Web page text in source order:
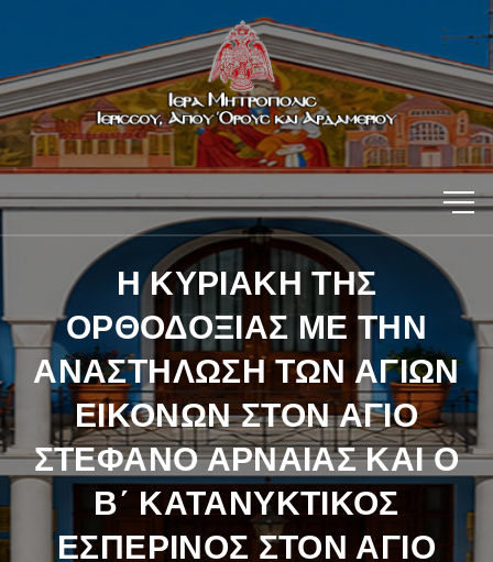
Η ΚΥΡΙΑΚΗ ΤΗΣ
ΟΡΘΟΔΟΞΙΑΣ ΜΕ ΤΗΝ
ΑΝΑΣΤΗΛΩΣΗ ΤΩΝ ΑΓΙΩΝ
ΕΙΚΟΝΩΝ ΣΤΟΝ ΑΓΙΟ
ΣΤΕΦΑΝΟ ΑΡΝΑΙΑΣ ΚΑΙ Ο
Β΄ ΚΑΤΑΝΥΚΤΙΚΟΣ
ΕΣΠΕΡΙΝΟΣ ΣΤΟΝ ΑΓΙΟ